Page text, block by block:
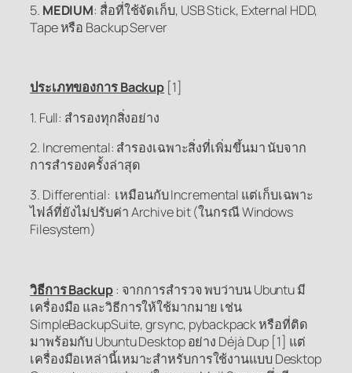
5. MEDIUM: สื่อที่ใช้จัดเก็บ, USB Stick, External HDD,
Tape หรือ Backup Server
ประเภทของการ Backup [1]
1. Full: สำรองทุกสิ่งอย่าง
2. Incremental: สำรองเฉพาะสิ่งที่เพิ่มขึ้นมา นับจาก
การสำรองครั้งล่าสุด
3. Differential: เหมือนกับ Incremental แต่เก็บเฉพาะ
ไฟล์ที่ยังไม่ปรับค่า Archive bit (ในกรณี Windows
Filesystem)
วิธีการ Backup: จากการสำรวจ พบว่าบน Ubuntu มี
เครื่องมือ และวิธีการให้ใช้มากมาย เช่น
SimpleBackupSuite, grsync, pybackpack หรือที่ติด
มาพร้อมกับ Ubuntu Desktop อย่าง Déjà Dup [1] แต่
เครื่องมือเหล่านี้เหมาะสำหรับการใช้งานแบบ Desktop